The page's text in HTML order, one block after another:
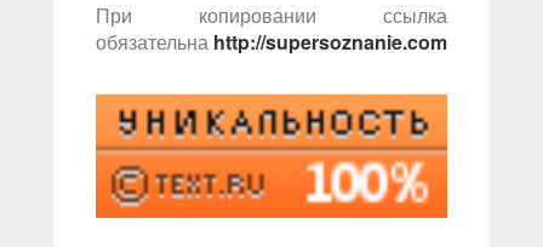
При копировании ссылка
обязательна http://supersoznanie.com